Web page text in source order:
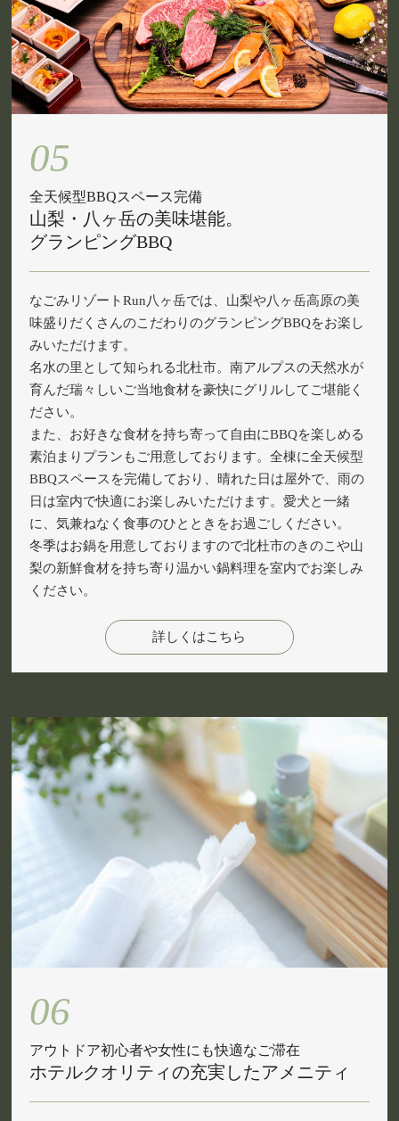
05
全天候型BBQスペース完備
山梨・八ヶ岳の美味堪能。
グランピングBBQ
なごみリゾートRun八ヶ岳では、山梨や八ヶ岳高原の美
味盛りだくさんのこだわりのグランピングBBQをお楽し
みいただけます。
名水の里として知られる北杜市。南アルプスの天然水が
育んだ瑞々しいご当地食材を豪快にグリルしてご堪能く
ださい。
また、お好きな食材を持ち寄って自由にBBQを楽しめる
素泊まりプランもご用意しております。全棟に全天候型
BBQスペースを完備しており、晴れた日は屋外で、雨の
日は室内で快適にお楽しみいただけます。愛犬と一緒
に、気兼ねなく食事のひとときをお過ごしください。
冬季はお鍋を用意しておりますので北杜市のきのこや山
梨の新鮮食材を持ち寄り温かい鍋料理を室内でお楽しみ
ください。
詳しくはこちら
06
アウトドア初心者や女性にも快適なご滞在
ホテルクオリティの充実したアメニティ